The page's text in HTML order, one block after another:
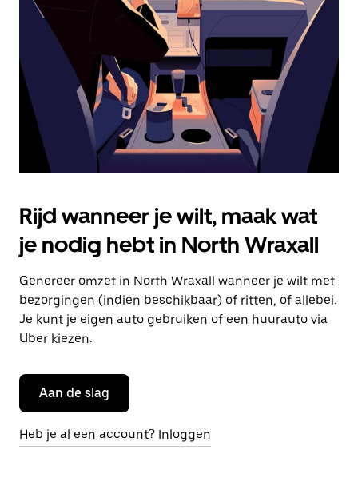
Escape
agenda
te
sluiten.
Rijd wanneer je wilt, maak wat
je nodig hebt in North Wraxall
Genereer omzet in North Wraxall wanneer je wilt met
bezorgingen (indien beschikbaar) of ritten, of allebei.
Je kunt je eigen auto gebruiken of een huurauto via
Uber kiezen.
Aan de slag
Heb je al een account? Inloggen